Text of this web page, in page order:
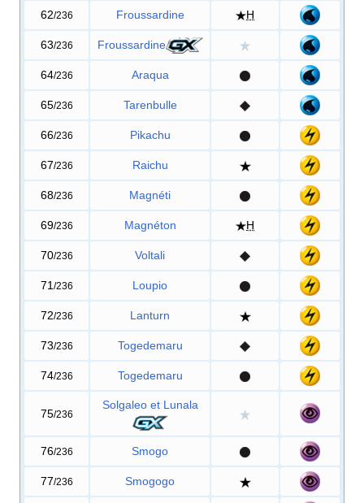
62/236 Froussardine H
63/236 Froussardine
64/236 Araqua
65/236 Tarenbulle
66/236 Pikachu
67/236 Raichu
68/236 Magnéti
69/236 Magnéton H
70/236 Voltali
71 /236 Loupio
72/236 Lanturn
73/236 Togedemaru
74/236 Togedemaru
75/236
Solgaleo et Lunala
76/236 Smogo
77/236 Smogogo